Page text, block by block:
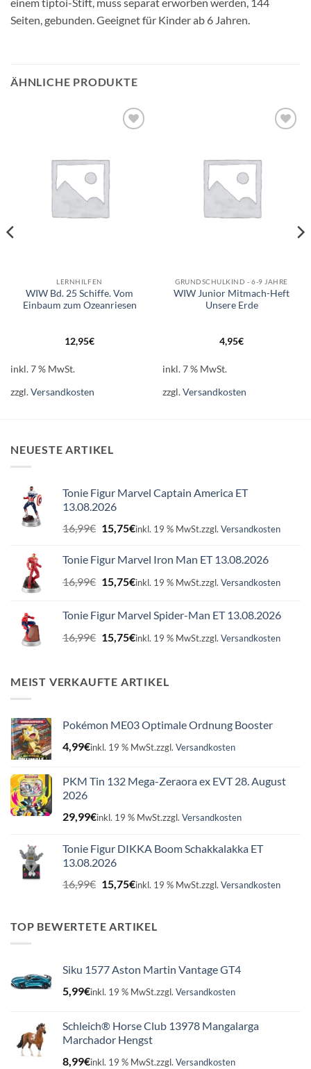
Seiten, gebunden. Geeignet für Kinder ab 6 Jahren.
ÄHNLICHE PRODUKTE
LERNHILFEN
WIW Bd. 25 Schiffe. Vom
Einbaum zum Ozeanriesen
12,95€
inkl. 7 % MwSt.
zzgl.Versandkosten
GRUNDSCHULKIND - 6-9 JAHRE
WIW Junior Mitmach-Heft
Unsere Erde
4,95€
inkl. 7 % MwSt.
zzgl.Versandkosten
NEUESTE ARTIKEL
Tonie Figur Marvel Captain America ET
13.08.2026
16,99€ Ursprünglicher
Preis
16,99€
15,75€Aktueller
15,75€.
inkl. 19 % MwSt.zzgl. Versandkosten
Tonie Figur Marvel Iron Man ET 13.08.2026
16,99€ Ursprünglicher
Preis
16,99€
15,75€Aktueller
15,75€.
inkl. 19 % MwSt.zzgl. Versandkosten
Tonie Figur Marvel Spider-Man ET 13.08.2026
16,99€ Ursprünglicher
Preis
16,99€
15,75€Aktueller
15,75€.
inkl. 19 % MwSt.zzgl. Versandkosten
MEIST VERKAUFTE ARTIKEL
Pokémon ME03 Optimale Ordnung Booster
4,99€inkl. 19 % MwSt.zzgl. Versandkosten
PKM Tin 132 Mega-Zeraora ex EVT 28. August
2026
29,99€inkl. 19 % MwSt.zzgl. Versandkosten
Tonie Figur DIKKA Boom Schakkalakka ET
13.08.2026
16,99€ Ursprünglicher
Preis
16,99€
15,75€Aktueller
15,75€.
inkl. 19 % MwSt.zzgl. Versandkosten
TOP BEWERTETE ARTIKEL
Siku 1577 Aston Martin Vantage GT4
5,99€inkl. 19 % MwSt.zzgl. Versandkosten
Schleich® Horse Club 13978 Mangalarga
Marchador Hengst
8,99€inkl. 19 % MwSt.zzgl. Versandkosten